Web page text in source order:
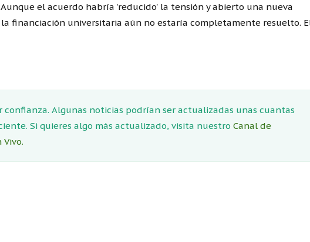
el acuerdo habría 'reducido' la tensión y abierto una nueva
financiación universitaria aún no estaría completamente resuelto.
confianza. Algunas noticias podrían ser actualizadas unas cuantas
Si quieres algo más actualizado, visita nuestro Canal de
Vivo.